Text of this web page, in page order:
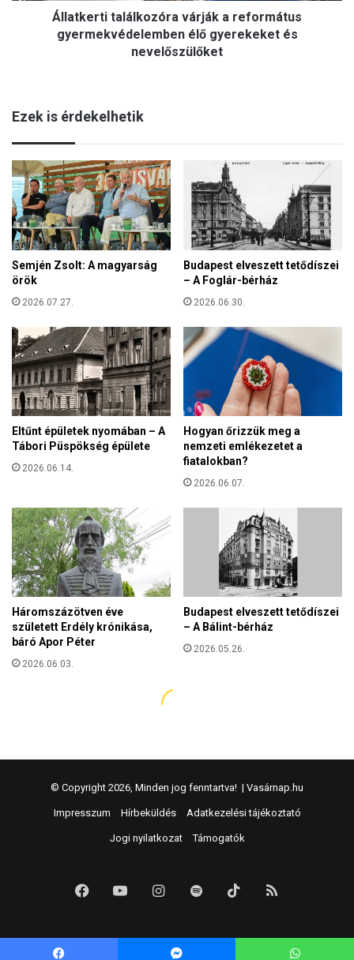
© Copyright 2026, Minden jog fenntartva! | Vasárnap.hu
Impresszum Hírbeküldés Adatkezelési tájékoztató
Jogi nyilatkozat Támogatók
FacebookYouTubeInstagram
Spotify TikTok